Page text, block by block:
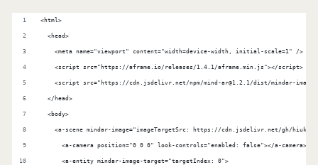
<html>
  <head>
    <meta name="viewport" content="width=device-width, initial-scale=1" />
    <script src="https://aframe.io/releases/1.4.1/aframe.min.js"></script>
<script src="https://cdn.jsdelivr.net/npm/mind-ar@1.2.1/dist/mindar-
  </head>
  <body>
<a-scene mindar-image="imageTargetSrc: https://cdn.jsdelivr.net/gh/
      <a-camera position="0 0 0" look-controls="enabled: false"></a-camera>
      <a-entity mindar-image-target="targetIndex: 0">